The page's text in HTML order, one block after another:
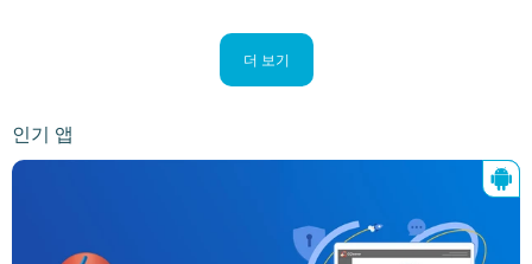
files. Our software is used and trusted by millions of home and
business users and has been installed in every country worldwide.
더 보기
인기 앱